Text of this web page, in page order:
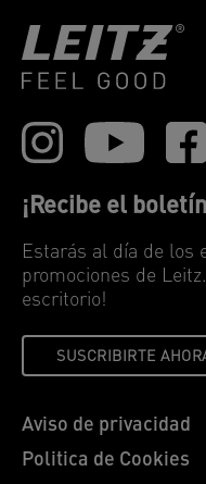
¡Recibe el
Estarás al día de los
promociones de
escritorio!
SUSCRIBIRTE
Aviso de privacidad
Politica de Cookies